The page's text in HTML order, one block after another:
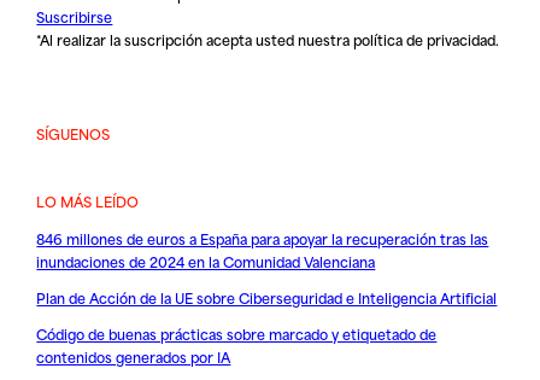
Suscribirse
*Al realizar la suscripción acepta usted nuestrapolítica de privacidad.
SÍGUENOS
LO MÁS LEÍDO
846 millones de euros a España para apoyar la recuperación tras las
inundaciones de 2024 en la Comunidad Valenciana
Plan de Acción de la UE sobre Ciberseguridad e Inteligencia Artificial
Código de buenas prácticas sobre marcado y etiquetado de
contenidos generados por IA